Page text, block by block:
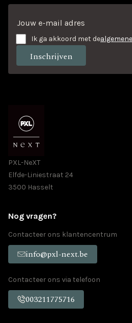
Ik ga akkoord met de
PXL-NeXT
Elfde-Liniestraat 24
3500 Hasselt
Nog vragen?
Contacteer ons klantencentrum
info@pxl-next.be
Contacteer ons via telefoon
003211775716